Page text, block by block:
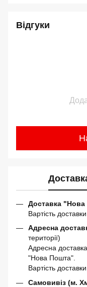
Відгуки
Доставка
Вартість
Адресна
території)
Адресна
"Нова Пошта".
Вартість
Самовивіз (м.